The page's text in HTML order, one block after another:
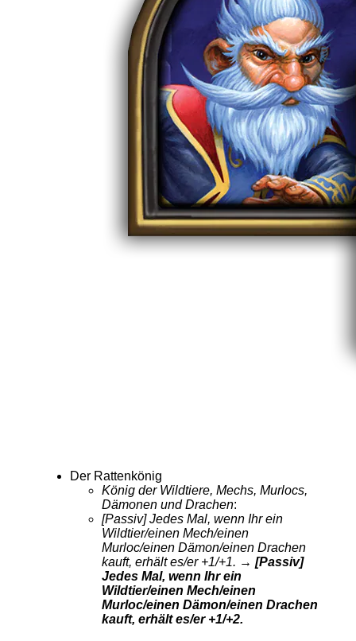
Der Rattenkönig
König der Wildtiere, Mechs, Murlocs,
Dämonen und Drachen:
[Passiv] Jedes Mal, wenn Ihr ein
Wildtier/einen Mech/einen
Murloc/einen Dämon/einen Drachen
kauft, erhält es/er +1/+1. → [Passiv]
Jedes Mal, wenn Ihr ein
Wildtier/einen Mech/einen
Murloc/einen Dämon/einen Drachen
kauft, erhält es/er +1/+2.